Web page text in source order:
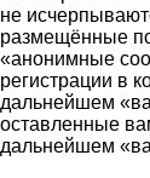
не
размещённые
«анонимные
регистрации в
дальнейшем
оставленные
дальнейшем